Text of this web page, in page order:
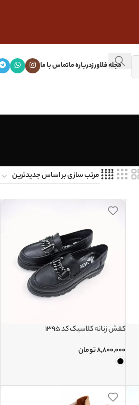
مجله فلاورزدرباره ماتماس با ما
کفش زنانه کلاسیک کد 1395
۸,۸۰۰,۰۰۰تومان